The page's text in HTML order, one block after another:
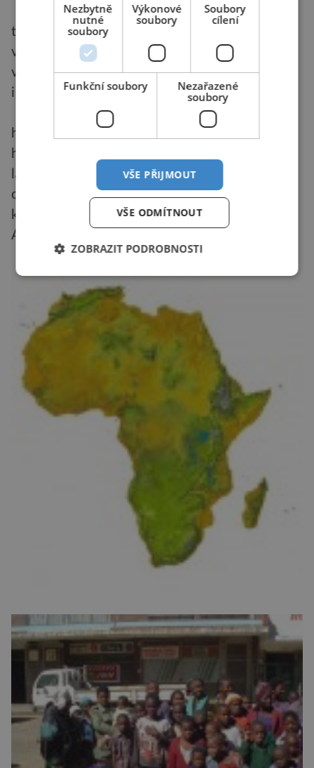
* vysoce zprůmyslněné zemědělství – pro
tento typ zemědělství je charakteristická
vysoká mechanizace a chemizace. Řadí se zde
vepříny, drůbežárny, skot na mléko. Silná je zde
i rostlinná výroba.
* ekologické zemědělství je způsob
hospodaření, který vylučuje použití umělých
hnojiv a pesticidů, regulátorů růstu, přídatných
látek v krmivech a geneticky modifikovaných
organismů. Je opakem všeobecně rozšířeného
konvenčního zemědělství.
Autor: Martin Janda
Nezbytně
nutné
soubory
Výkonové
soubory
Soubory
cílení
Funkční soubory
Nezařazené
soubory
VŠE PŘIJMOUT
VŠE ODMÍTNOUT
ZOBRAZIT PODROBNOSTI